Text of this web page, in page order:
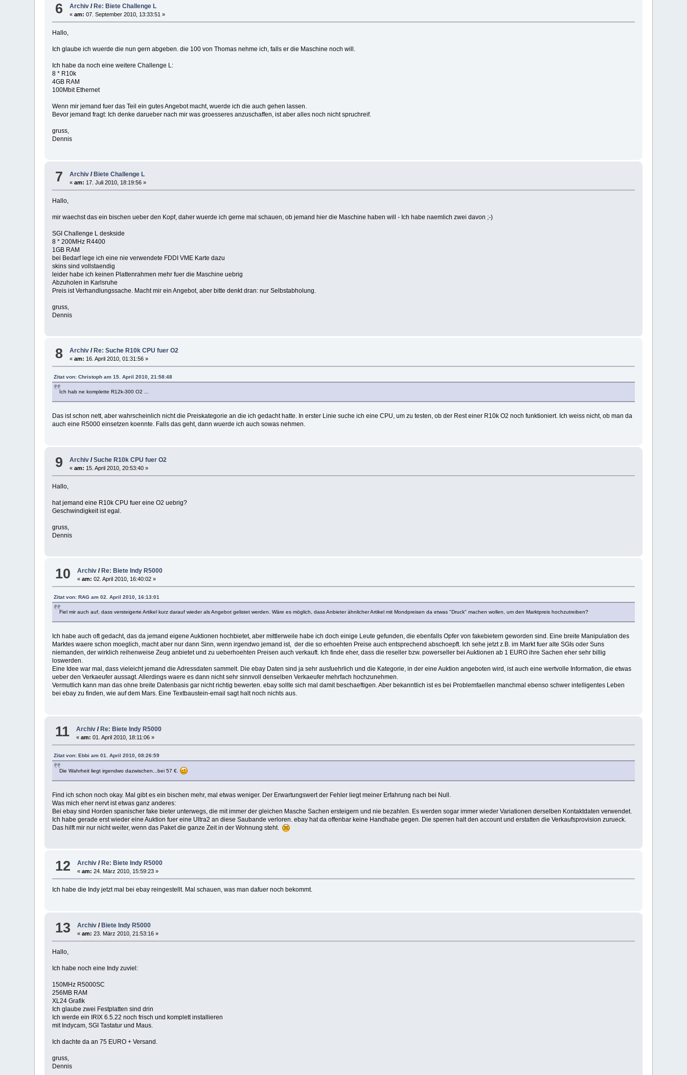
6 Archiv /Re: Biete Challenge L
«am: 07. September 2010, 13:33:51 »
Hallo,
Ich glaube ich wuerde die nun gern abgeben. die 100 von Thomas nehme ich, falls er die Maschine noch will.
Ich habe da noch eine weitere Challenge L:
8 * R10k
4GB RAM
100Mbit Ethernet
Wenn mir jemand fuer das Teil ein gutes Angebot macht, wuerde ich die auch gehen lassen.
Bevor jemand fragt: Ich denke darueber nach mir was groesseres anzuschaffen, ist aber alles noch nicht spruchreif.
gruss,
Dennis
7 Archiv / Biete Challenge L
«am: 17. Juli 2010, 18:19:56 »
Hallo,
mir waechst das ein bischen ueber den Kopf, daher wuerde ich gerne mal schauen, ob jemand hier die Maschine haben will - Ich habe naemlich zwei davon ;-)
SGI Challenge L deskside
8 * 200MHz R4400
1GB RAM
bei Bedarf lege ich eine nie verwendete FDDI VME Karte dazu
skins sind vollstaendig
leider habe ich keinen Plattenrahmen mehr fuer die Maschine uebrig
Abzuholen in Karlsruhe
Preis ist Verhandlungssache. Macht mir ein Angebot, aber bitte denkt dran: nur Selbstabholung.
gruss,
Dennis
8 Archiv / Re: Suche R10k CPU fuer O2
«am: 16. April 2010, 01:31:56 »
Zitat von: Christoph am 15. April 2010, 21:58:48
Ich hab ne komplette R12k-300 O2 ...
Das ist schon nett, aber wahrscheinlich nicht die Preiskategorie an die ich gedacht hatte. In erster Linie suche ich eine CPU, um zu testen, ob der Rest einer R10k O2 noch funktioniert. Ich weiss nicht, ob man da
auch eine R5000 einsetzen koennte. Falls das geht, dann wuerde ich auch sowas nehmen.
9 Archiv /Suche R10k CPU fuer O2
«am: 15. April 2010, 20:53:40 »
Hallo,
hat jemand eine R10k CPU fuer eine O2 uebrig?
Geschwindigkeit ist egal.
gruss,
Dennis
10 Archiv / Re: Biete Indy R5000
«am: 02. April 2010, 16:40:02 »
Zitat von: RAG am 02. April 2010, 16:13:01
Fiel mir auch auf, dass versteigerte Artikel kurz darauf wieder als Angebot gelistet werden. Wäre es möglich, dass Anbieter ähnlicher Artikel mit Mondpreisen da etwas "Druck" machen wollen, um den Marktpreis hochzutreiben?
Ich habe auch oft gedacht, das da jemand eigene Auktionen hochbietet, aber mittlerweile habe ich doch einige Leute gefunden, die ebenfalls Opfer von fakebietern geworden sind. Eine breite Manipulation des
Marktes waere schon moeglich, macht aber nur dann Sinn, wenn irgendwo jemand ist, der die so erhoehten Preise auch entsprechend abschoepft. Ich sehe jetzt z.B. im Markt fuer alte SGIs oder Suns
niemanden, der wirklich reihenweise Zeug anbietet und zu ueberhoehten Preisen auch verkauft. Ich finde eher, dass die reseller bzw. powerseller bei Auktionen ab 1 EURO ihre Sachen eher sehr billig
loswerden.
Eine Idee war mal, dass vieleicht jemand die Adressdaten sammelt. Die ebay Daten sind ja sehr ausfuehrlich und die Kategorie, in der eine Auktion angeboten wird, ist auch eine wertvolle Information, die etwas
ueber den Verkaeufer aussagt. Allerdings waere es dann nicht sehr sinnvoll denselben Verkaeufer mehrfach hochzunehmen.
Vermutlich kann man das ohne breite Datenbasis gar nicht richtig bewerten. ebay sollte sich mal damit beschaeftigen. Aber bekanntlich ist es bei Problemfaellen manchmal ebenso schwer intelligentes Leben
bei ebay zu finden, wie auf dem Mars. Eine Textbaustein-email sagt halt noch nichts aus.
11 Archiv /Re: Biete Indy R5000
«am: 01. April 2010, 18:11:06 »
Zitat von: Ebbi am 01. April 2010, 08:26:59
Die Wahrheit liegt irgendwo dazwischen...bei 57 €.
Find ich schon noch okay. Mal gibt es ein bischen mehr, mal etwas weniger. Der Erwartungswert der Fehler liegt meiner Erfahrung nach bei Null.
Was mich eher nervt ist etwas ganz anderes:
Bei ebay sind Horden spanischer fake bieter unterwegs, die mit immer der gleichen Masche Sachen ersteigern und nie bezahlen. Es werden sogar immer wieder Variationen derselben Kontaktdaten verwendet.
Ich habe gerade erst wieder eine Auktion fuer eine Ultra2 an diese Saubande verloren. ebay hat da offenbar keine Handhabe gegen. Die sperren halt den account und erstatten die Verkaufsprovision zurueck.
Das hilft mir nur nicht weiter, wenn das Paket die ganze Zeit in der Wohnung steht.
12 Archiv / Re: Biete Indy R5000
«am: 24. März 2010, 15:59:23 »
Ich habe die Indy jetzt mal bei ebay reingestellt. Mal schauen, was man dafuer noch bekommt.
13 Archiv /Biete Indy R5000
«am: 23. März 2010, 21:53:16 »
Hallo,
Ich habe noch eine Indy zuviel:
150MHz R5000SC
256MB RAM
XL24 Grafik
Ich glaube zwei Festplatten sind drin
Ich werde ein IRIX 6.5.22 noch frisch und komplett installieren
mit Indycam, SGI Tastatur und Maus.
Ich dachte da an 75 EURO + Versand.
gruss,
Dennis